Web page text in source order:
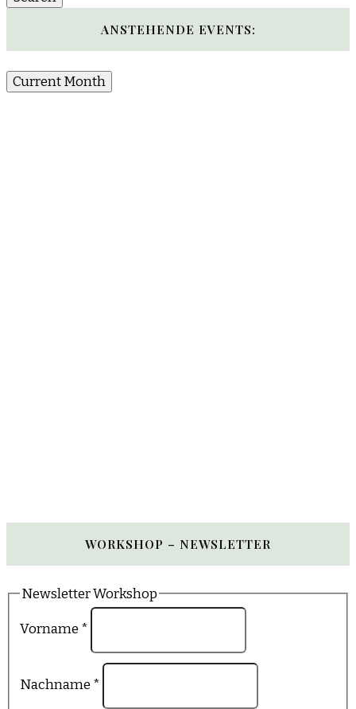
ANSTEHENDE EVENTS:
Current Month
WORKSHOP – NEWSLETTER
Newsletter Workshop
Vorname *
Nachname *